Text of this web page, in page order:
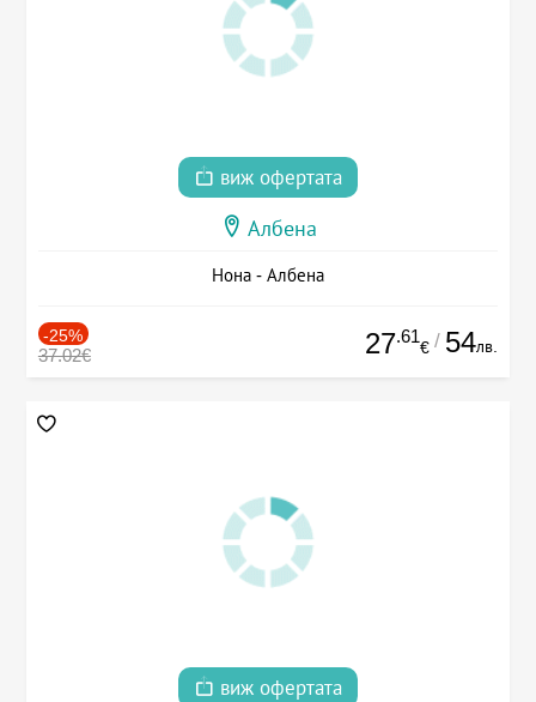
виж офертата
Албена
Нона - Албена
-25%
37.02€ 27.61
€ / 54лв.
виж офертата